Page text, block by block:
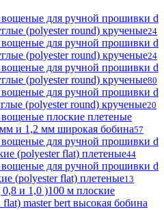
вощеные для ручной прошивки d
(polyester round) крученые24
вощеные для ручной прошивки d
(polyester round) крученые24
вощеные для ручной прошивки d
(polyester round) крученые80
вощеные для ручной прошивки d
(polyester round) крученые20
плоские плетеные
и 1,2 мм широкая бобина57
вощеные для ручной прошивки d
(polyester flat) плетеные44
вощеные для ручной прошивки d
(polyester flat) плетеные13
и 1,0 )100 м плоские
master bert высокая бобина